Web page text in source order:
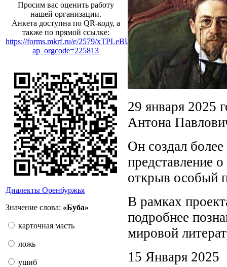
Просим вас оценить работу
нашей организации.
Анкета доступна по QR-коду, а
также по прямой ссылке:
https://forms.mkrf.ru/e/2579/xTPLeBU7/?
ap_orgcode=225813
Диалекты Оренбуржья
Значение слова: «Буба»
карточная масть
ложь
ушиб
29 января 2025
Антона
Он создал
представление
открыв особый
В рамках
подробнее
мировой
15 Января 2025